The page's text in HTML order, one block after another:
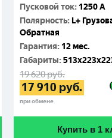
Пусковой ток: 1250 A
Полярность: L+
Обратная
Гарантия: 12 мес.
Габариты:
19 620руб.
17 910 руб.
при обмене
Купить в 1